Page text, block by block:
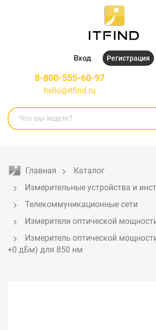
Вход Регистрация
8-800-555-60-97
hello@itfind.ru
Главная
Каталог
Измерительные устройства и
Телекоммуникационные сети
Измерители оптической
Измеритель оптической
+0 дБм) для 850 нм